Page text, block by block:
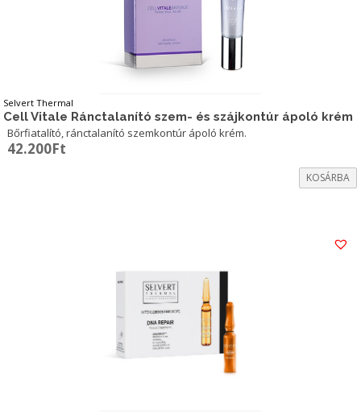
Selvert Thermal
Cell Vitale Ránctalanító szem- és szájkontúr ápoló krém
Bőrfiatalító, ránctalanító szemkontúr ápoló krém.
42.200Ft
KOSÁRBA